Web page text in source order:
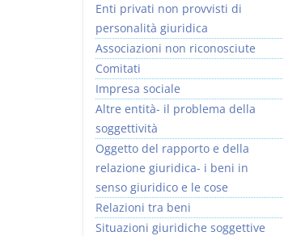
Enti privati non provvisti di
personalità giuridica
Associazioni non riconosciute
Comitati
Impresa sociale
Altre entità- il problema della
soggettività
Oggetto del rapporto e della
relazione giuridica- i beni in
senso giuridico e le cose
Relazioni tra beni
Situazioni giuridiche soggettive
Prescrizione e
Versione ebook€ 4,19
Rapporto
relazione
Versione
(iva incl.)